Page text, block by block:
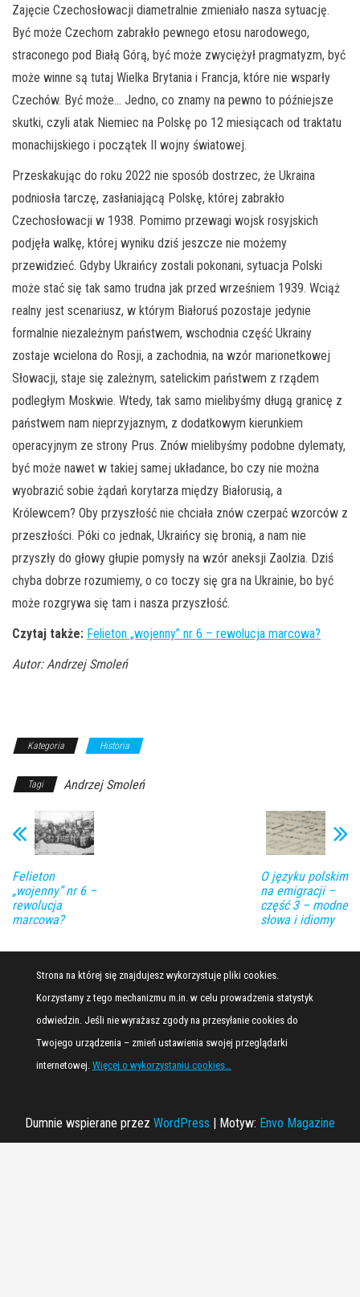
Zajęcie Czechosłowacji diametralnie zmieniało nasza sytuację.
Być może Czechom zabrakło pewnego etosu narodowego,
straconego pod Białą Górą, być może zwyciężył pragmatyzm, być
może winne są tutaj Wielka Brytania i Francja, które nie wsparły
Czechów. Być może… Jedno, co znamy na pewno to późniejsze
skutki, czyli atak Niemiec na Polskę po 12 miesiącach od traktatu
monachijskiego i początek II wojny światowej.
Przeskakując do roku 2022 nie sposób dostrzec, że Ukraina
podniosła tarczę, zasłaniającą Polskę, której zabrakło
Czechosłowacji w 1938. Pomimo przewagi wojsk rosyjskich
podjęła walkę, której wyniku dziś jeszcze nie możemy
przewidzieć. Gdyby Ukraińcy zostali pokonani, sytuacja Polski
może stać się tak samo trudna jak przed wrześniem 1939. Wciąż
realny jest scenariusz, w którym Białoruś pozostaje jedynie
formalnie niezależnym państwem, wschodnia część Ukrainy
zostaje wcielona do Rosji, a zachodnia, na wzór marionetkowej
Słowacji, staje się zależnym, satelickim państwem z rządem
podległym Moskwie. Wtedy, tak samo mielibyśmy długą granicę z
państwem nam nieprzyjaznym, z dodatkowym kierunkiem
operacyjnym ze strony Prus. Znów mielibyśmy podobne dylematy,
być może nawet w takiej samej układance, bo czy nie można
wyobrazić sobie żądań korytarza między Białorusią, a
Królewcem? Oby przyszłość nie chciała znów czerpać wzorców z
przeszłości. Póki co jednak, Ukraińcy się bronią, a nam nie
przyszły do głowy głupie pomysły na wzór aneksji Zaolzia. Dziś
chyba dobrze rozumiemy, o co toczy się gra na Ukrainie, bo być
może rozgrywa się tam i nasza przyszłość.
Czytaj także: Felieton „wojenny” nr 6 – rewolucja marcowa?
Autor: Andrzej Smoleń
Kategoria Historia
Tagi Andrzej Smoleń
Felieton
„wojenny” nr 6 –
rewolucja
marcowa?
O języku polskim
na emigracji –
część 3 – modne
słowa i idiomy
Strona na której się znajdujesz wykorzystuje pliki cookies.
Korzystamy z tego mechanizmu m.in. w celu prowadzenia statystyk
odwiedzin. Jeśli nie wyrażasz zgody na przesyłanie cookies do
Twojego urządzenia – zmień ustawienia swojej przeglądarki
internetowej. Więcej o wykorzystaniu cookies…
Dumnie wspierane przez WordPress | Motyw: Envo Magazine